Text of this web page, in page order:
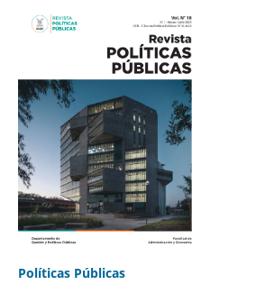
Políticas Públicas